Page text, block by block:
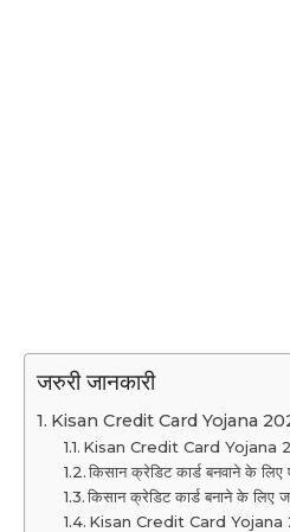
जरुरी जानकारी
Kisan Credit Card Yojana
Kisan Credit Card Yojana
किसान क्रेडिट कार्ड बनवाने के लिए
किसान क्रेडिट कार्ड बनाने के लिए
Kisan Credit Card Yojana